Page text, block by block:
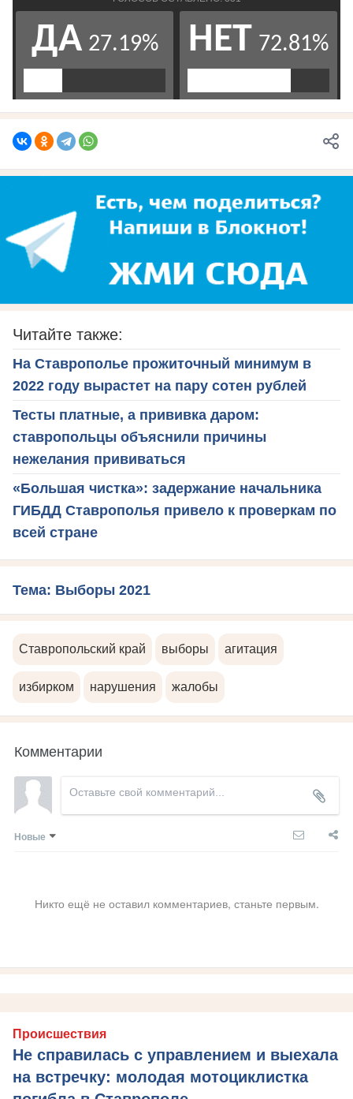
Читайте также:
На Ставрополье прожиточный минимум в
2022 году вырастет на пару сотен рублей
Тесты платные, а прививка даром:
ставропольцы объяснили причины
нежелания прививаться
«Большая чистка»: задержание начальника
ГИБДД Ставрополья привело к проверкам по
всей стране
Тема: Выборы 2021
Ставропольский край выборы агитация
избирком нарушения жалобы
Комментарии
Новые
Никто ещё не оставил комментариев, станьте первым.
Происшествия
Не справилась с управлением и выехала
на встречку: молодая мотоциклистка